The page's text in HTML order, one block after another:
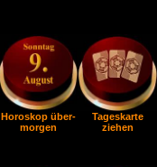
Horoskop über-
morgen
Tageskarte
ziehen